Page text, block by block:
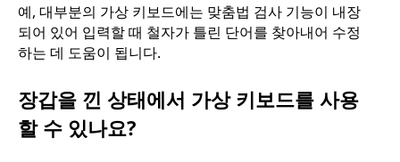
예, 대부분의 가상 키보드에는 맞춤법 검사 기능이 내장
되어 있어 입력할 때 철자가 틀린 단어를 찾아내어 수정
하는 데 도움이 됩니다.
장갑을 낀 상태에서 가상 키보드를 사용
할 수 있나요?